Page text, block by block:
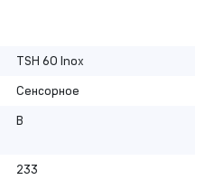
TSH 60 Inox
Сенсорное
B
233